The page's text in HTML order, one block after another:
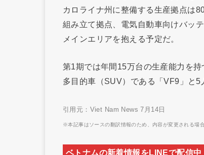
カロライナ州に整備する生産拠点は
組み立て拠点、電気自動車向けバッ
メインエリアを抱える予定だ。
第1期では年間15万台の生産能力を
多目的車（SUV）である「VF9」と5
引用元：Viet Nam News 7月14日
※本記事はソースの翻訳情報のため、内容が変更される場合